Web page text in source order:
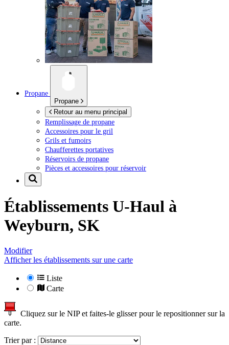
Propane
Propane
Retour au menu principal
Remplissage de propane
Accessoires pour le gril
Grils et fumoirs
Chaufferettes portatives
Réservoirs de propane
Pièces et accessoires pour réservoir
Établissements U-Haul à
Weyburn, SK
Modifier
Afficher les établissements sur une carte
Liste
Carte
Cliquez sur le NIP et faites-le glisser pour le repositionner sur la
carte.
Trier par :